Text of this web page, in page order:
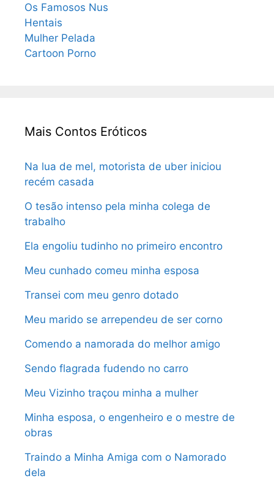
Os Famosos Nus
Hentais
Mulher Pelada
Cartoon Porno
Mais Contos Eróticos
Na lua de mel, motorista de uber iniciou
recém casada
O tesão intenso pela minha colega de
trabalho
Ela engoliu tudinho no primeiro encontro
Meu cunhado comeu minha esposa
Transei com meu genro dotado
Meu marido se arrependeu de ser corno
Comendo a namorada do melhor amigo
Sendo flagrada fudendo no carro
Meu Vizinho traçou minha a mulher
Minha esposa, o engenheiro e o mestre de
obras
Traindo a Minha Amiga com o Namorado
dela